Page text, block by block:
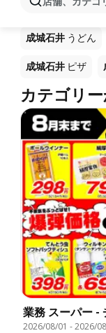
成城石井ラーメン
成城石井 うどん
成城石井 ピザ
カテゴリ
業務 スーパー -
2026/08/01 -2026/